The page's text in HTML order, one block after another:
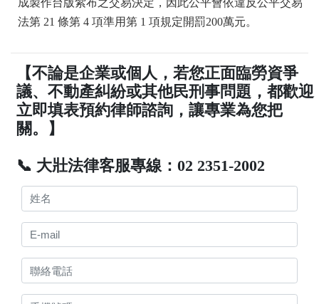
成製作台版紫布之交易決定，因此公平會依違反公平交易
法第 21 條第 4 項準用第 1 項規定開罰200萬元。
【不論是企業或個人，若您正面臨勞資爭
議、不動產糾紛或其他民刑事問題，都歡迎
立即填表預約律師諮詢，讓專業為您把
關。】
📞 大壯法律客服專線：02 2351-2002